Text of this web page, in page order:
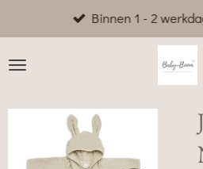
direct
naar
hoofdinhoud
Binnen 1 - 2